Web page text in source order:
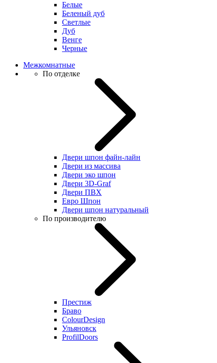
Белые
Беленый дуб
Светлые
Дуб
Венге
Черные
Межкомнатные
По отделке
Двери шпон файн-лайн
Двери из массива
Двери эко шпон
Двери 3D-Graf
Двери ПВХ
Евро Шпон
Двери шпон натуральный
По производителю
Престиж
Браво
ColourDesign
Ульяновск
ProfilDoors